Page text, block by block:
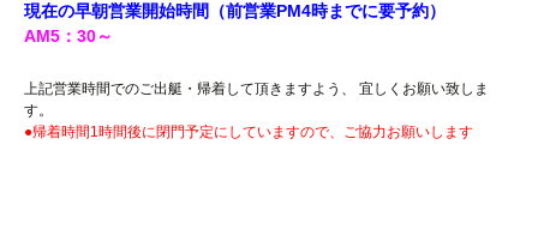
R5.7.16 釣果情報更新しました。
R5.7.3 釣果情報更新しました。
現在の早朝営業開始時間（前営業PM4時までに要予約）
AM5 ：30～
上記営業時間でのご出艇・帰着して頂きますよう、 宜しくお願い致しま
す。
●帰着時間1時間後に閉門予定にしていますので、ご協力お願いします